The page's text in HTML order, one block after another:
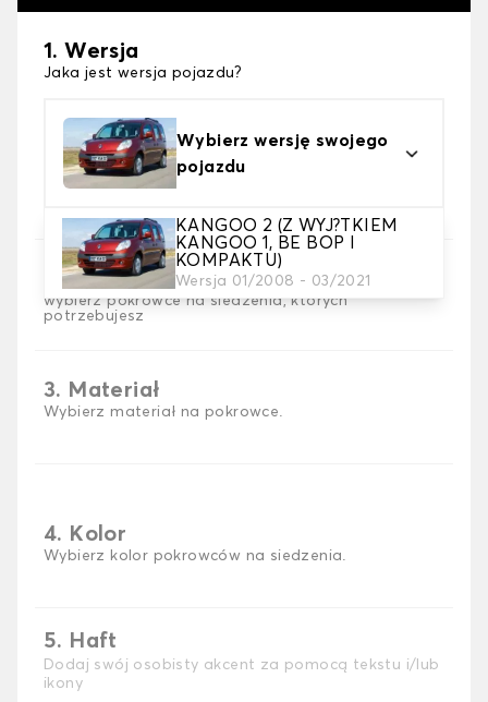
1. Wersja
Jaka jest wersja pojazdu?
Wybierz wersję swojego
pojazdu
KANGOO 2 (Z WYJ?TKIEM
KANGOO 1, BE BOP I
KOMPAKTU)
Wersja 01/2008 - 03/2021
2. Wybór gry
wybierz pokrowce na siedzenia, których
potrzebujesz
3. Materiał
Wybierz materiał na pokrowce.
4. Kolor
Wybierz kolor pokrowców na siedzenia.
5. Haft
Dodaj swój osobisty akcent za pomocą tekstu i/lub
ikony